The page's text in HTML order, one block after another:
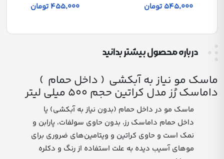
545٬000 تومان 455٬000 تومان
درباره محصول بیشتر بدانید
ماسک مو نیاز به آبکشی ( داخل حمام )
داماسک رُز مدل کراتین حجم 500 میلی لیتر
ماسک مو در داخل حمام (بدون نیاز به آبکشی) یا
داخل حمام داماسک رز، بدون حاوی سولفات، پارابن و
نمک است و حاوی کراتین و ویتامین‌های ضروری برای
موهای آسیب دیده به علت استفاده از رنگ و دکلره